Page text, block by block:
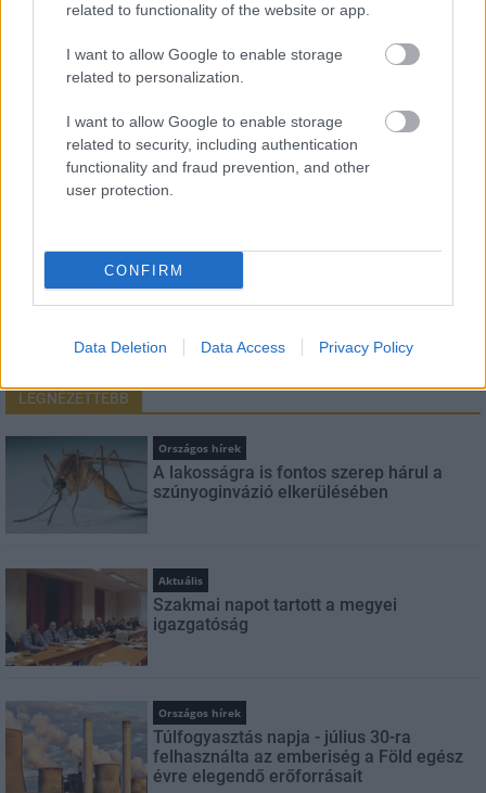
related to functionality of the website or app.
I want to allow Google to enable storage
related to personalization.
I want to allow Google to enable storage
related to security, including authentication
functionality and fraud prevention, and other
user protection.
CONFIRM
Data Deletion Data Access Privacy Policy
E-mail cím
szabályzatot!
FELIRATKOZÁS
LEGNÉZETTEBB
Országos hírek
A lakosságra is fontos szerep hárul a
szúnyoginvázió elkerülésében
Aktuális
Szakmai napot tartott a megyei
igazgatóság
Országos hírek
Túlfogyasztás napja - július 30-ra
felhasználta az emberiség a Föld egész
évre elegendő erőforrásait